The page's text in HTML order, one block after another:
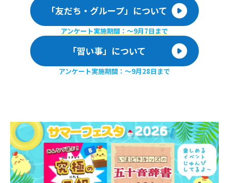
「友だち・グループ」について
アンケート実施期間：〜9月7日まで
「習い事」について
アンケート実施期間：〜9月28日まで